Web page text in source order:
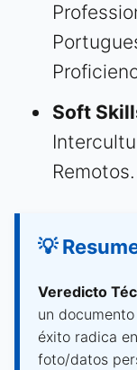
Soft
💡
Veredicto
un
éxito radica
foto/datos